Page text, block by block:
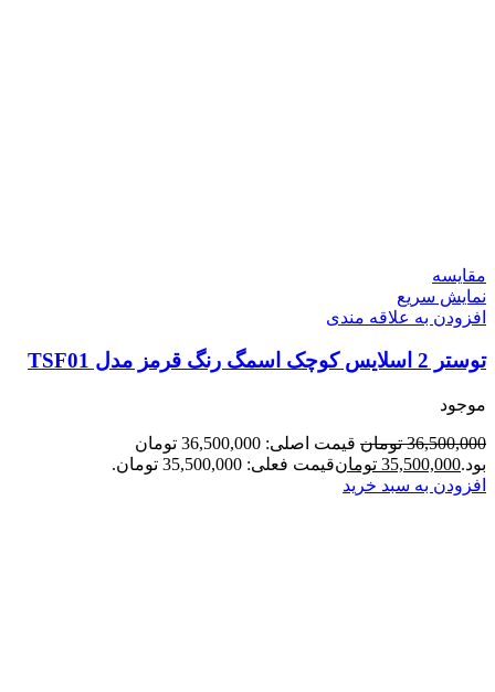
مقايسه
نمایش سریع
افزودن به علاقه مندی
توستر 2 اسلایس کوچک اسمگ رنگ قرمز مدل TSF01
موجود
36,500,000 تومان
قیمت اصلی: 36,500,000 تومان
بود.35,500,000 تومانقیمت فعلی: 35,500,000 تومان.
افزودن به سبد خرید